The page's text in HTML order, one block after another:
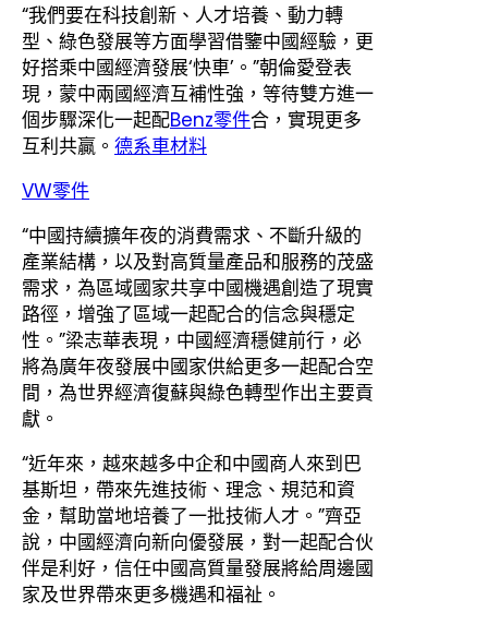
“我們要在科技創新、人才培養、動力轉
型、綠色發展等方面學習借鑒中國經驗，更
好搭乘中國經濟發展‘快車’。”朝倫愛登表
現，蒙中兩國經濟互補性強，等待雙方進一
個步驟深化一起配Benz零件合，實現更多
互利共贏。 德系車材料
VW零件
“中國持續擴年夜的消費需求、不斷升級的
產業結構，以及對高質量產品和服務的茂盛
需求，為區域國家共享中國機遇創造了現實
路徑，增強了區域一起配合的信念與穩定
性。”梁志華表現，中國經濟穩健前行，必
將為廣年夜發展中國家供給更多一起配合空
間，為世界經濟復蘇與綠色轉型作出主要貢
獻。
“近年來，越來越多中企和中國商人來到巴
基斯坦，帶來先進技術、理念、規范和資
金，幫助當地培養了一批技術人才。”齊亞
說，中國經濟向新向優發展，對一起配合伙
伴是利好，信任中國高質量發展將給周邊國
家及世界帶來更多機遇和福祉。